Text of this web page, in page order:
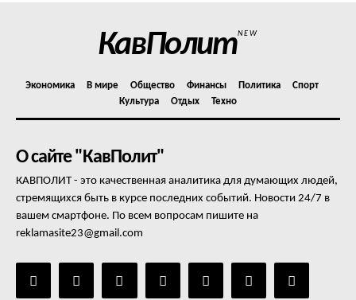
КавПолитNEW
Экономика В мире Общество Финансы Политика
Спорт
Культура
Отдых Техно
О сайте "КавПолит"
КАВПОЛИТ - это качественная аналитика для думающих людей,
стремящихся быть в курсе последних событий. Новости 24/7 в
вашем смартфоне. По всем вопросам пишите на
reklamasite23@gmail.com